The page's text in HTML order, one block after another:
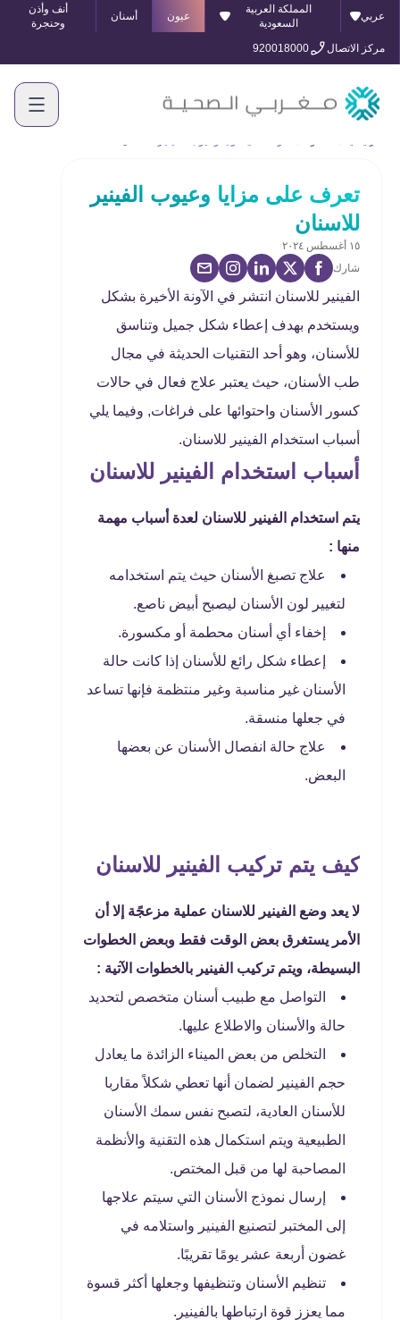
عربي
المملكة العربية
السعودية
عيون أسنان
أنف وأذن
وحنجرة
مركز الاتصال
920018000
تعرف على مزايا وعيوب الفينير
للاسنان
١٥ أغسطس ٢٠٢٤
شارك
الفينير للاسنان انتشر في الآونة الأخيرة بشكل
ويستخدم بهدف إعطاء شكل جميل وتناسق
للأسنان، وهو أحد التقنيات الحديثة في مجال
طب الأسنان، حيث يعتبر علاج فعال في حالات
كسور الأسنان واحتوائها على فراغات, وفيما يلي
أسباب استخدام الفينير للاسنان.
أسباب استخدام الفينير للاسنان
يتم استخدام الفينير للاسنان لعدة أسباب مهمة
منها :
علاج تصبغ الأسنان حيث يتم استخدامه
لتغيير لون الأسنان ليصبح أبيض ناصع.
إخفاء أي أسنان محطمة أو مكسورة.
إعطاء شكل رائع للأسنان إذا كانت حالة
الأسنان غير مناسبة وغير منتظمة فإنها تساعد
في جعلها منسقة.
علاج حالة انفصال الأسنان عن بعضها
البعض.
كيف يتم تركيب الفينير للاسنان
لا يعد وضع الفينير للاسنان عملية مزعجًة إلا أن
الأمر يستغرق بعض الوقت فقط وبعض الخطوات
البسيطة، ويتم تركيب الفينير بالخطوات الآتية :
التواصل مع طبيب أسنان متخصص لتحديد
حالة والأسنان والاطلاع عليها.
التخلص من بعض الميناء الزائدة ما يعادل
حجم الفينير لضمان أنها تعطي شكلاً مقاربا
للأسنان العادية، لتصبح نفس سمك الأسنان
الطبيعية ويتم استكمال هذه التقنية والأنظمة
المصاحبة لها من قبل المختص.
إرسال نموذج الأسنان التي سيتم علاجها
إلى المختبر لتصنيع الفينير واستلامه في
غضون أربعة عشر يومًا تقريبًا.
تنظيم الأسنان وتنظيفها وجعلها أكثر قسوة
مما يعزز قوة ارتباطها بالفينير.